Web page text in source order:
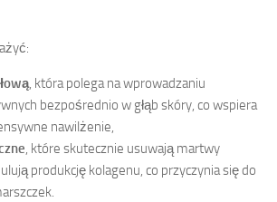
, która polega na wprowadzaniu
bezpośrednio w głąb skóry, co wspiera
nawilżenie,
, które skutecznie usuwają martwy
produkcję kolagenu, co przyczynia się do